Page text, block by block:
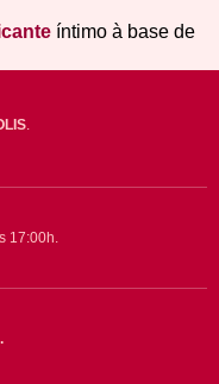
íntimo à base de
.
17:00h.